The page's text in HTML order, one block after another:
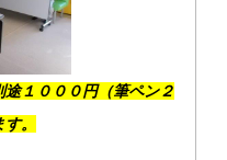
１０００円（筆ペン２
。